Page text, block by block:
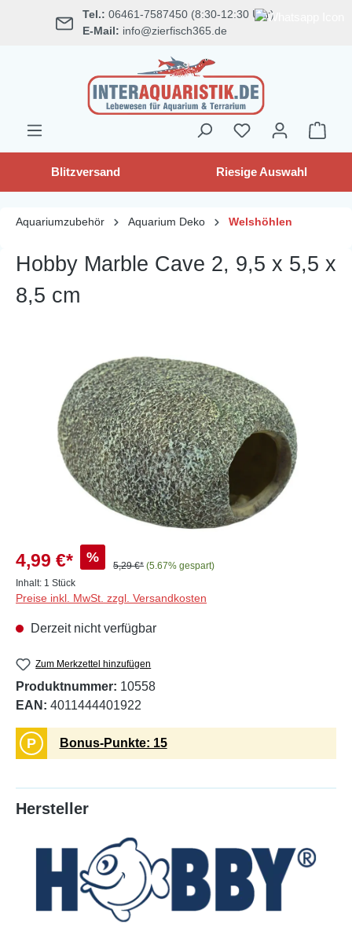
springen Tel.: 06461-7587450 (8:30-12:30 Uhr)
E-Mail: info@zierfisch365.de
Blitzversand Riesige Auswahl
Aquariumzubehör Aquarium Deko Welshöhlen
Hobby Marble Cave 2, 9,5 x 5,5 x
8,5 cm
Bildergalerie überspringen
4,99 €* %
5,29 €* (5.67% gespart)
Inhalt: 1 Stück
Preise inkl. MwSt. zzgl. Versandkosten
Derzeit nicht verfügbar
Zum Merkzettel hinzufügen
Produktnummer: 10558
EAN: 4011444401922
P Bonus-Punkte: 15
Hersteller